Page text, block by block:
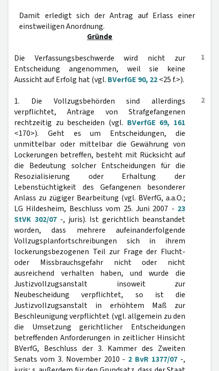
Damit erledigt sich der Antrag auf Erlass einer
einstweiligen Anordnung.
Gründe
1
Die Verfassungsbeschwerde wird nicht zur
Entscheidung angenommen, weil sie keine
Aussicht auf Erfolg hat (vgl. BVerfGE 90, 22<25 f.>).
2
1. Die Vollzugsbehörden sind allerdings
verpflichtet, Anträge von Strafgefangenen
rechtzeitig zu bescheiden (vgl. BVerfGE 69, 161
<170>). Geht es um Entscheidungen, die
unmittelbar oder mittelbar die Gewährung von
Lockerungen betreffen, besteht mit Rücksicht auf
die Bedeutung solcher Entscheidungen für die
Resozialisierung oder Erhaltung der
Lebenstüchtigkeit des Gefangenen besonderer
Anlass zu zügiger Bearbeitung (vgl. BVerfG, a.a.O.;
LG Hildesheim, Beschluss vom 25. Juni 2007 - 23
StVK 302/07-, juris). Ist gerichtlich beanstandet
worden, dass mehrere aufeinanderfolgende
Vollzugsplanfortschreibungen sich in ihrem
lockerungsbezogenen Teil zur Frage der Flucht-
oder Missbrauchsgefahr nicht oder nicht
ausreichend verhalten haben, und wurde die
Justizvollzugsanstalt insoweit zur
Neubescheidung verpflichtet, so ist die
Justizvollzugsanstalt in erhöhtem Maß zur
Beschleunigung verpflichtet (vgl. allgemein zu den
die Umsetzung gerichtlicher Entscheidungen
betreffenden Anforderungen in zeitlicher Hinsicht
BVerfG, Beschluss der 3. Kammer des Zweiten
Senats vom 3. November 2010 - 2 BvR 1377/07 -,